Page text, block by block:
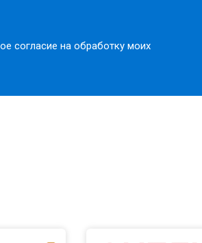
согласие на обработку моих